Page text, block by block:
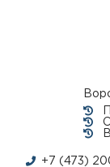
+7 (473)